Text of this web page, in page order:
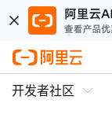
开发者社区